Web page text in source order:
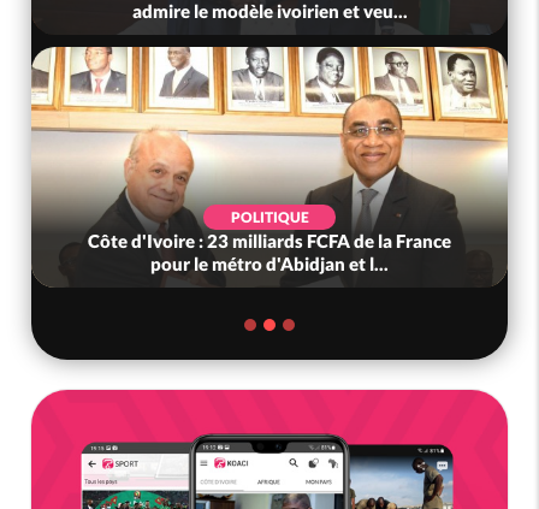
admire le modèle ivoirien et veu...
POLITIQUE
Côte d'Ivoire : 23 milliards FCFA de la France
pour le métro d'Abidjan et l...